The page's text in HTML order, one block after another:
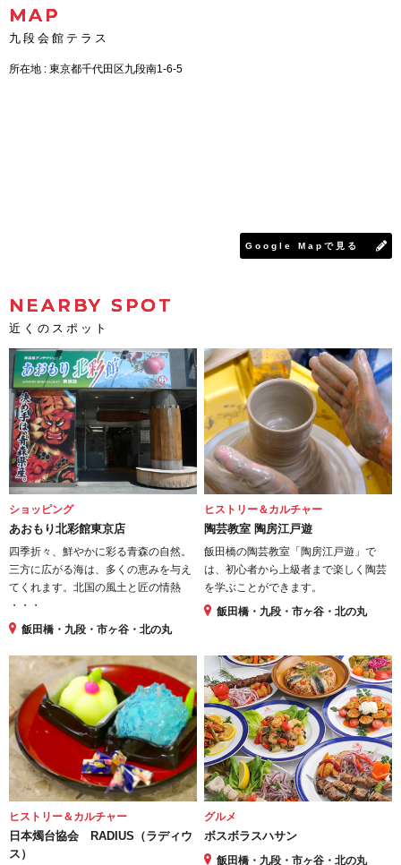
MAP
九段会館テラス
Google Mapで見る
所在地 : 東京都千代田区九段南1-6-5
NEARBY SPOT
近くのスポット
ショッピング
あおもり北彩館東京店
四季折々、鮮やかに彩る青森の自然。
三方に広がる海は、多くの恵みを与え
てくれます。北国の風土と匠の情熱
・・・
飯田橋・九段・市ヶ谷・北の丸
ヒストリー＆カルチャー
陶芸教室 陶房江戸遊
飯田橋の陶芸教室「陶房江戸遊」で
は、初心者から上級者まで楽しく陶芸
を学ぶことができます。
飯田橋・九段・市ヶ谷・北の丸
ヒストリー＆カルチャー
日本燭台協会 RADIUS（ラディウ
ス）
グルメ
ボスボラスハサン
飯田橋・九段・市ヶ谷・北の丸